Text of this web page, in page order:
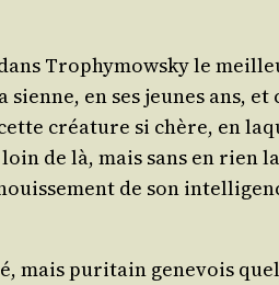
Tro­phy­mows­ky le
en ses jeunes ans,
cette créa­ture si chère,
de là, mais sans en
de son
puri­tain gene­vois